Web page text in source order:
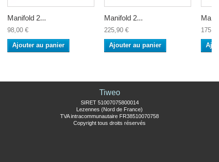
Manifold 2...
98,00 €
Ajouter au panier
Manifold 2...
225,90 €
Ajouter au panier
Tiweo
SIRET 51007075800014
Lezennes (Nord de France)
TVA intracommunautaire FR38510070758
Copyright tous droits réservés